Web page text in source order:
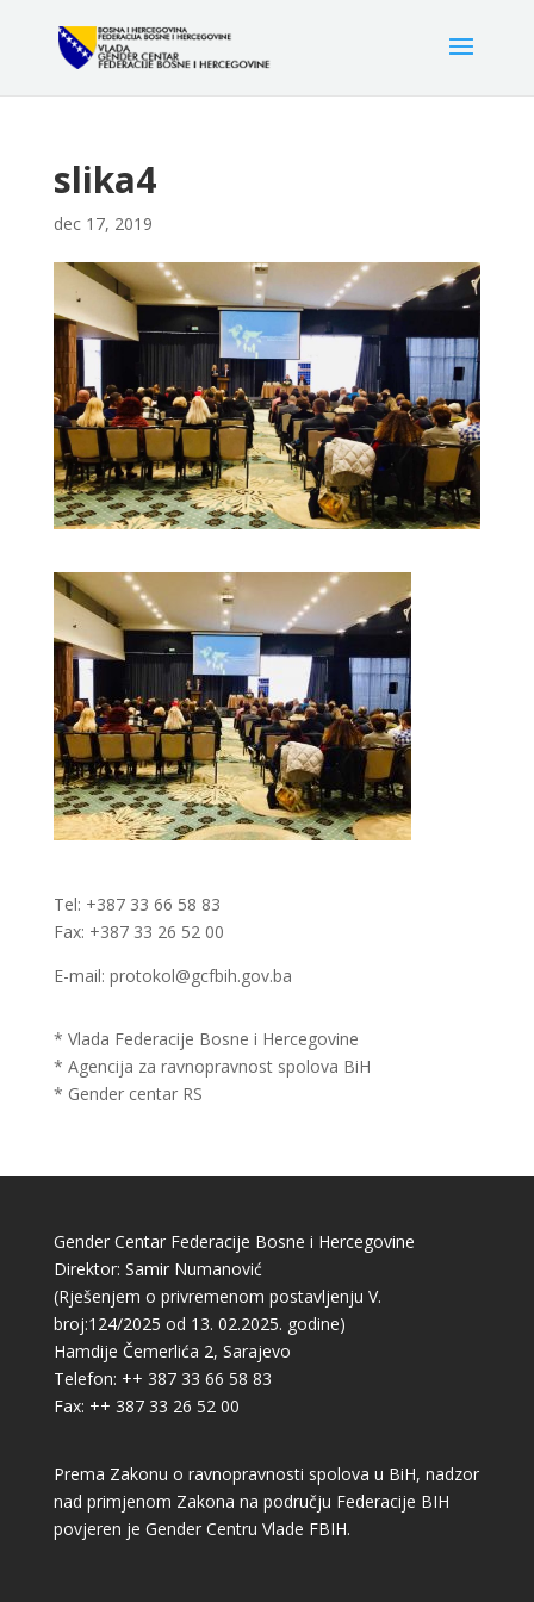
slika4
dec 17, 2019
Tel: +387 33 66 58 83
Fax: +387 33 26 52 00
E-mail: protokol@gcfbih.gov.ba
* Vlada Federacije Bosne i Hercegovine
* Agencija za ravnopravnost spolova BiH
* Gender centar RS
Gender Centar Federacije Bosne i Hercegovine
Direktor: Samir Numanović
(Rješenjem o privremenom postavljenju V.
broj:124/2025 od 13. 02.2025. godine)
Hamdije Čemerlića 2, Sarajevo
Telefon: ++ 387 33 66 58 83
Fax: ++ 387 33 26 52 00
Prema Zakonu o ravnopravnosti spolova u BiH, nadzor
nad primjenom Zakona na području Federacije BIH
povjeren je Gender Centru Vlade FBIH.